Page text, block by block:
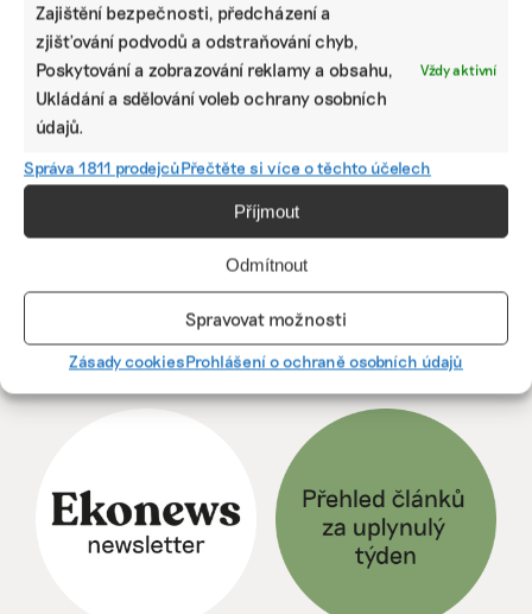
Zajištění bezpečnosti, předcházení a
zjišťování podvodů a odstraňování chyb,
Poskytování a zobrazování reklamy a obsahu,
Ukládání a sdělování voleb ochrany osobních
údajů.
Vždy aktivní
Správa 1811 prodejcůPřečtěte si více o těchto účelech
Příjmout
Odmítnout
Spravovat možnosti
Zásady cookiesProhlášení o ochraně osobních údajů
biodiverzitu. ČEZ se se zavázal k dosažení pozitivního
dopadu na biodiverzitu do roku 2030.
redakce | 08. července 2025 | Biodiverzita,Brandnews
Energetika
75
79
80 81 ··· 257 Další